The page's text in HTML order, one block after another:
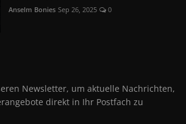
Anselm Bonies Sep 26, 2025 0
Newsletter, um aktuelle Nachrichten,
direkt in Ihr Postfach zu